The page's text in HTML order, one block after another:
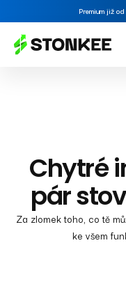
Premium již
Chytré
pár
Za zlomek toho, co tě
ke všem